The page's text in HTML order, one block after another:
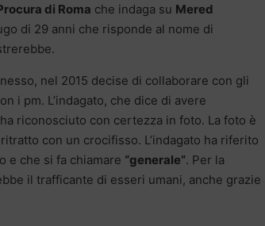
di Roma che indaga su Mered
di 29 anni che risponde al nome di
nel 2015 decise di collaborare con gli
i pm. L’indagato, che dice di avere
riconosciuto con certezza in foto. La foto è
con un crocifisso. L’indagato ha riferito
e che si fa chiamare “generale”. Per la
il trafficante di esseri umani, anche grazie